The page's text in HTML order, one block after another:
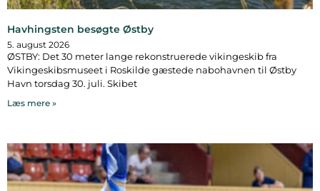
Havhingsten besøgte Østby
5. august 2026
ØSTBY: Det 30 meter lange rekonstruerede vikingeskib fra
Vikingeskibsmuseet i Roskilde gæstede nabohavnen til Østby
Havn torsdag 30. juli. Skibet
Læs mere »